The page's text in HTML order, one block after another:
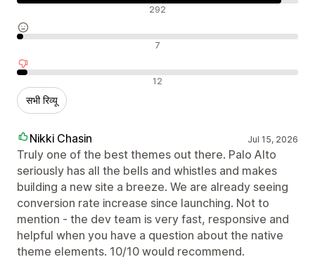
सकारात्मक रिव्यू 292
न्यूट्रल रिव्यू 7
नकारात्मक रिव्यू 12
सभी रिव्यू
Nikki Chasin Jul 15, 2026
Truly one of the best themes out there. Palo Alto
seriously has all the bells and whistles and makes
building a new site a breeze. We are already seeing
conversion rate increase since launching. Not to
mention - the dev team is very fast, responsive and
helpful when you have a question about the native
theme elements. 10/10 would recommend.